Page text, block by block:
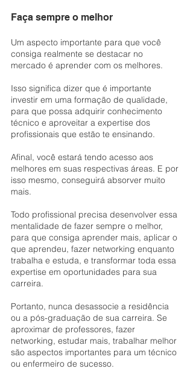
Faça sempre o melhor
Um aspecto importante para que você
consiga realmente se destacar no
mercado é aprender com os melhores.
Isso significa dizer que é importante
investir em uma formação de qualidade,
para que possa adquirir conhecimento
técnico e aproveitar a expertise dos
profissionais que estão te ensinando.
Afinal, você estará tendo acesso aos
melhores em suas respectivas áreas. E por
isso mesmo, conseguirá absorver muito
mais.
Todo profissional precisa desenvolver essa
mentalidade de fazer sempre o melhor,
para que consiga aprender mais, aplicar o
que aprendeu, fazer networking enquanto
trabalha e estuda, e transformar toda essa
expertise em oportunidades para sua
carreira.
Portanto, nunca desassocie a residência
ou a pós-graduação de sua carreira. Se
aproximar de professores, fazer
networking, estudar mais, trabalhar melhor
são aspectos importantes para um técnico
ou enfermeiro de sucesso.